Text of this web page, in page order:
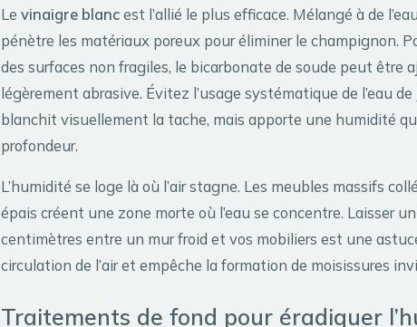
Le vinaigre blancest l’allié le plus efficace. Mélangé à de
pénètre les matériaux poreux pour éliminer le champignon.
des surfaces non fragiles, le bicarbonate de soude peut être
légèrement abrasive. Évitez l’usage systématique de l’eau
blanchit visuellement la tache, mais apporte une humidité
profondeur.
L’humidité se loge là où l’air stagne. Les meubles massifs
épais créent une zone morte où l’eau se concentre. Laisser
centimètres entre un mur froid et vos mobiliers est une
circulation de l’air et empêche la formation de moisissures
Traitements de fond pour éradiquer